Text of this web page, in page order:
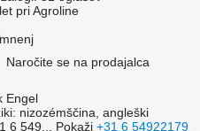
pri Agroline
Naročite se na prodajalca
Engel
nizozémščina, angleški
6 549... Pokaži +31 6 54922179